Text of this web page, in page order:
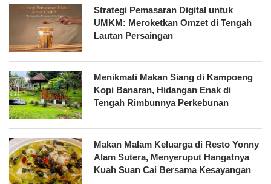
Strategi Pemasaran Digital untuk
UMKM: Meroketkan Omzet di Tengah
Lautan Persaingan
Menikmati Makan Siang di Kampoeng
Kopi Banaran, Hidangan Enak di
Tengah Rimbunnya Perkebunan
Makan Malam Keluarga di Resto Yonny
Alam Sutera, Menyeruput Hangatnya
Kuah Suan Cai Bersama Kesayangan